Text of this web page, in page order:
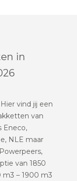
in
vind jij een
van
Eneco,
NLE maar
van 1850
– 1900 m3